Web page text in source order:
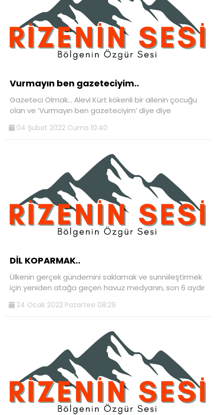
Vurmayın ben gazeteciyim..
Gazeteci Olmak… Alevi Kürt kökenli bir ailenin çocuğu
olan ve ‘Vurmayın ben gazeteciyim’ diye diye
04 Şubat 2022 Cuma 10:40
DİL KOPARMAK..
Ülkenin gerçek gündemini saklamak ve sunniileştirmek
için yeniden atağa geçen havuz medyanın, son 6 aydır
24 Ocak 2022 Pazartesi 08:29